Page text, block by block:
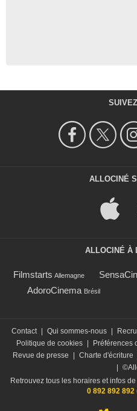
ALLOCINÉ
ALLOCINÉ À
Filmstarts Allemagne
AdoroCinema Brésil
Contact | Qui sommes-nous |
Politique de cookies | Préférences
Revue de presse
| Charte d'écriture
|
Retrouvez tous les horaires et infos
0 892 892 892